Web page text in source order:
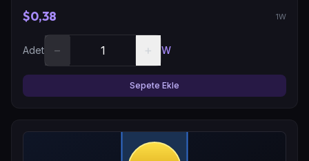
$0,38 1W
Adet − + W
Sepete Ekle